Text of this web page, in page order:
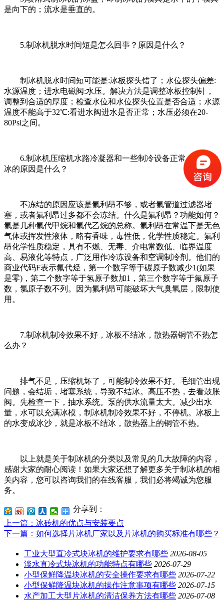
是向下的；流水是垂直的。
5.制冰机脱水时间短是怎么回事？原因是什么？
制冰机脱水时间短可能是:冰板探头错了；水位探头偏差:
水源温度；进水电磁阀:水压。解决方法是调整冰板控制针，
调整到合适的厚度；检查水位和水位探头位置是否合适；水源
温度不能高于32℃:看进水阀进水是否正常；水压必须在20-
80Psi之间。
6.制冰机压缩机水路冷凝器和一些制冷设备正常，但不结
冰的原因是什么？
不冻结的原因应该是氟利昂不够，或者氟管道过滤器堵
塞，或者氟利昂过多都不会冻结。什么是氟利昂？功能如何？
氟是几种氟代甲烷和氟代乙烷的总称。氟利昂在常温下是无色
气体或挥发性液体，略有香味，毒性低，化学性质稳定。氟利
昂化学性质稳定，具有不燃、无毒、介电常数低、临界温度
高、易液化等特点，广泛用作冷冻设备和空调制冷剂。他们的
商业代码F表示氟代烃，第一个数字等于碳原子数减少1(如果
是零)，第二个数字等于氢原子数加1，第三个数字等于氟原子
数，氯原子数不列。因为氟利昂可能破坏大气臭氧层，限制使
用。
7.制冰机制冷效果不好，冰板不结冰，散热器铜管不热怎
么办？
排气不足，压缩机坏了，可能制冷效果不好。毛细管出现
问题，会结垢，堵塞系统，导致不结冰。高压不热，去看鼓胀
阀。先检查一下，抽水系统。泵的供水流量太大。减少出水
量，水可以充满冰模，制冰机制冷效果不好，不停机。冰板上
的水变成冰沙，就是冰板不结冰，散热器上的铜管不热。
以上就是关于制冰机的分类以及常见的几大故障的内容，
感谢大家的耐心阅读！如果大家还想了解更多关于制冰机的相
关内容，您可以咨询我们的在线客服，我们必将竭诚为您服
务。
分享到：
上一篇 ：冰砖机的优点与安装要点
下一篇 ：如何选择片冰机厂家以及片冰机的购买标准有哪些？
工业大型直冷式块冰机的维护要求有哪些 2026-08-05
淡水直冷式块冰机的功能特点有哪些 2026-07-29
小型保鲜降温块冰机的安全操作要求有哪些 2026-07-22
小型保鲜降温块冰机的操作注意事项有哪些 2026-07-15
水产加工大型片冰机的清洁保养方法有哪些 2026-07-08